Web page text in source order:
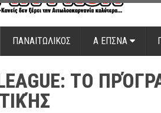
ΠΑΝΑΙΤΩΛΙΚΟΣ Α ΕΠΣΝΑ
LEAGUE: ΤΟ